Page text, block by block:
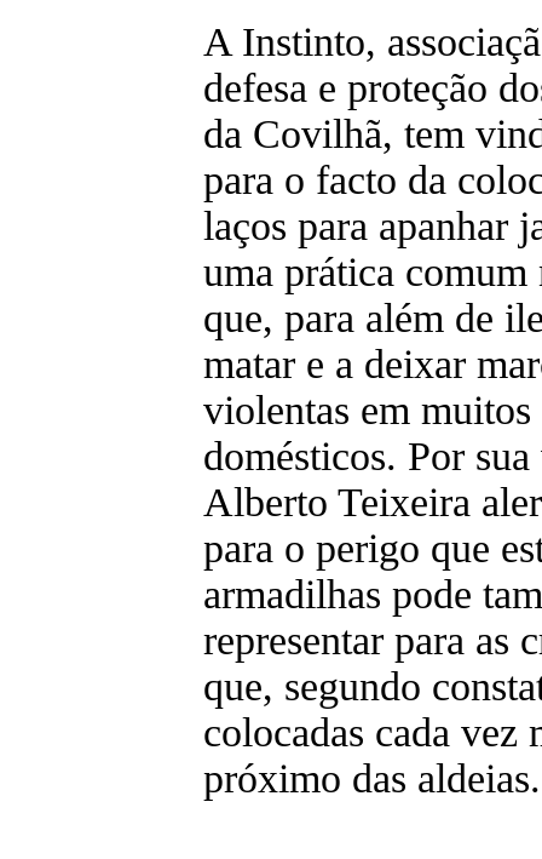
A Instinto,
defesa e proteção
da Covilhã, tem
para o facto da
laços para apanhar
uma prática comum
que, para além de
matar e a deixar
violentas em muitos
domésticos. Por sua
Alberto Teixeira
para o perigo que
armadilhas pode
representar para as
que, segundo
colocadas cada vez
próximo das aldeias.